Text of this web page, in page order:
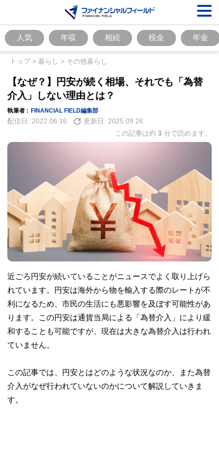
人気 年収 相続 税金 年金
トップ> 暮らし > その他暮らし
【なぜ？】円安が続く相場、それでも「為替
介入」しない理由とは？
執筆者 : FINANCIAL FIELD編集部
配信日: 2022.06.16 更新日: 2025.09.26
この記事は約 3 分で読めます。
近ごろ円安が続いていることがニュースでよく取り上げら
れています。円安は海外から物を輸入する際のレートが不
利になるため、市民の生活にも悪影響を及ぼす可能性があ
ります。この円安は通貨当局による「為替介入」により緩
和することも可能ですが、現在は大きな為替介入は行われ
ていません。
この記事では、円安とはどのような状況なのか、また為替
介入がなぜ行われていないのかについて解説していきま
す。